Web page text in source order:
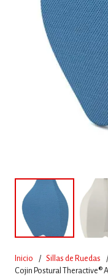
Inicio / Sillas de Ruedas /
Cojin Postural Theractive®